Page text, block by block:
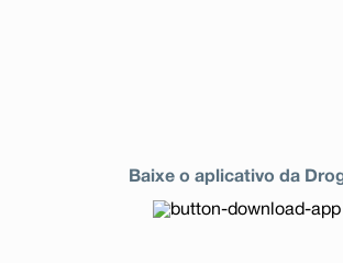
Baixe o aplicativo da